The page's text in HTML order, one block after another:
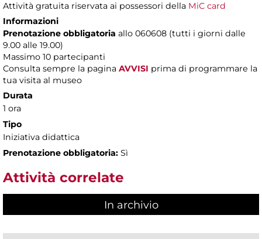
Attività gratuita riservata ai possessori della MiC card
Informazioni
Prenotazione obbligatoria allo 060608 (tutti i giorni dalle
9.00 alle 19.00)
Massimo 10 partecipanti
Consulta sempre la pagina AVVISI prima di programmare la
tua visita al museo
Durata
1 ora
Tipo
Iniziativa didattica
Prenotazione obbligatoria: Sì
Attività correlate
In archivio